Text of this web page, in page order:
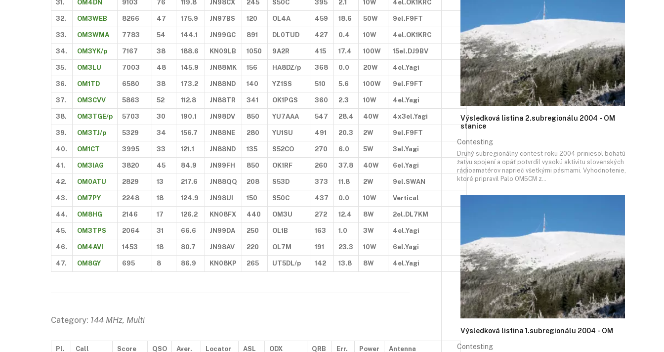
31. OM4DN 9103 76 119.8 JN98CX 245 S50C 395 2.1 10W 4el.OK1KRC
32. OM3WEB 8266 47 175.9 JN97BS 120 OL4A 459 18.6 50W 9el.F9FT
33. OM3WMA 7783 54 144.1 JN99GC 891 DL0TUD 427 0.4 10W 4el.OK1KRC
34. OM3YK/p 7167 38 188.6 KN09LB 1050 9A2R 415 17.4 100W 15el.DJ9BV
35. OM3LU 7003 48 145.9 JN88MK 156 HA8DZ/p 368 0.0 20W 4el.Yagi
36. OM1TD 6580 38 173.2 JN88ND 140 YZ1SS 510 5.6 100W 9el.F9FT
37. OM3CVV 5863 52 112.8 JN88TR 341 OK1PGS 360 2.3 10W 4el.Yagi
38. OM3TGE/p 5703 30 190.1 JN98DV 850 YU7AAA 547 28.4 40W 4x3el.Yagi
39. OM3TJ/p 5329 34 156.7 JN88NE 280 YU1SU 491 20.3 2W 9el.F9FT
40. OM1CT 3995 33 121.1 JN88ND 135 S52CO 270 6.0 5W 3el.Yagi
41. OM3IAG 3820 45 84.9 JN99FH 850 OK1RF 260 37.8 40W 6el.Yagi
42. OM0ATU 2829 13 217.6 JN88QQ 208 S53D 373 11.8 2W 9el.SWAN
43. OM7PY 2248 18 124.9 JN98UI 150 S50C 437 0.0 10W Vertical
44. OM8HG 2146 17 126.2 KN08FX 440 OM3U 272 12.4 8W 2el.DL7KM
45. OM3TPS 2064 31 66.6 JN99DA 250 OL1B 163 1.0 3W 4el.Yagi
46. OM4AVI 1453 18 80.7 JN98AV 220 OL7M 191 23.3 10W 6el.Yagi
47. OM8GY 695 8 86.9 KN08KP 265 UT5DL/p 142 13.8 8W 4el.Yagi
Category: 144 MHz, Multi
Pl. Call Score QSO Aver. Locator ASL ODX QRB Err. Power Antenna
Výsledková listina 2.subregionálu 2004 - OM
stanice
Contesting
Druhý subregionálny contest roku 2004 priniesol bohatú
žatvu spojení a opäť potvrdil vysokú aktivitu slovenských
rádioamatérov naprieč všetkými pásmami. Vyhodnotenie,
ktoré pripravil Palo OM5CM z…
Výsledková listina 1.subregionálu 2004 - OM
Contesting